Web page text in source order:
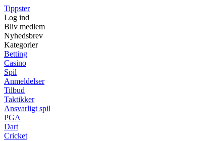
Tippster
Log ind
Bliv medlem
Nyhedsbrev
Kategorier
Betting
Casino
Spil
Anmeldelser
Tilbud
Taktikker
Ansvarligt spil
PGA
Dart
Cricket